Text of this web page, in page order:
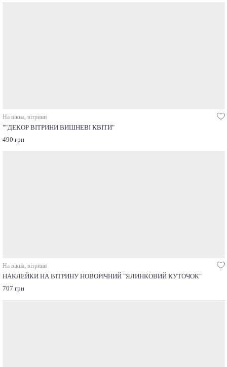
На вікна, вітрини
""ДЕКОР ВІТРИНИ ВИШНЕВІ КВІТИ"
490 грн
На вікна, вітрини
НАКЛЕЙКИ НА ВІТРИНУ НОВОРІЧНИЙ "ЯЛИНКОВИЙ КУТОЧОК"
707 грн